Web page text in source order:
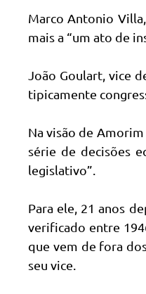
Marco Antonio
mais a “um ato de
João Goulart, vice
tipicamente
Na visão de
série de decisões
legislativo”.
Para ele, 21 anos
verificado entre
que vem de fora
seu vice.